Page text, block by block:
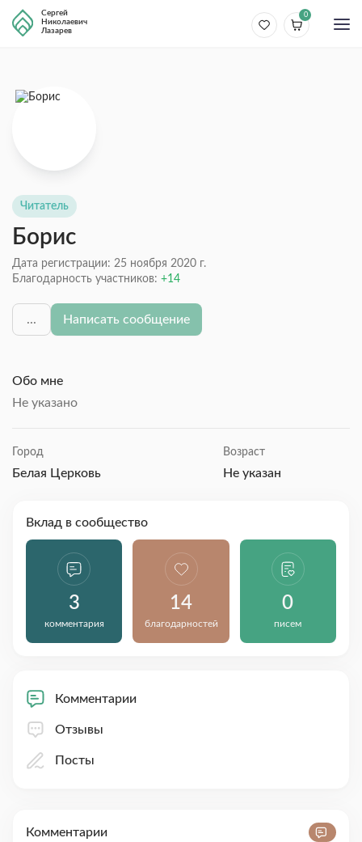
Сергей
Николаевич
Лазарев
0
Читатель
Борис
Дата регистрации: 25 ноября 2020 г.
Благодарность участников:
14
... Написать сообщение
Обо мне
Не указано
Город
Белая Церковь
Возраст
Не указан
Вклад в сообщество
3
комментария
14
благодарностей
0
писем
Комментарии
Отзывы
Посты
Комментарии